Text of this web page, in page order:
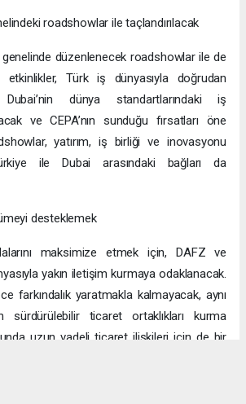
roadshowlar ile taçlandırılacak
düzenlenecek roadshowlar ile de
etkinlikler, Türk iş dünyasıyla doğrudan
dünya standartlarındaki iş
ve CEPA’nın sunduğu fırsatları öne
yatırım, iş birliği ve inovasyonu
ile Dubai arasındaki bağları da
desteklemek
maksimize etmek için, DAFZ ve
yakın iletişim kurmaya odaklanacak.
farkındalık yaratmakla kalmayacak, aynı
sürdürülebilir ticaret ortaklıkları kurma
uzun vadeli ticaret ilişkileri için de bir